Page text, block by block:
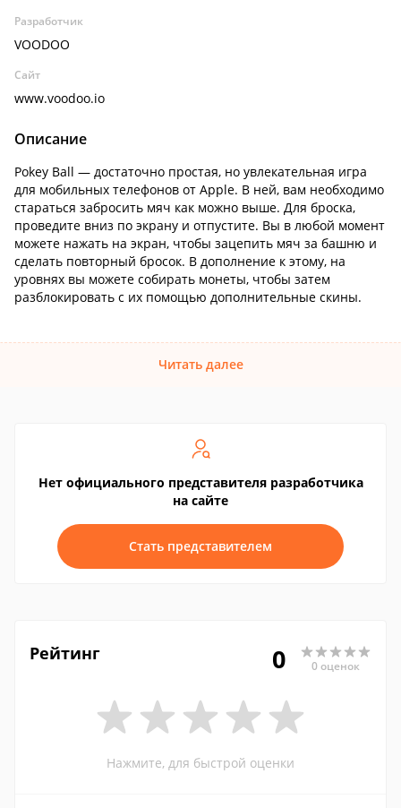
Разработчик
VOODOO
Сайт
www.voodoo.io
Описание
Pokey Ball — достаточно простая, но увлекательная игра
для мобильных телефонов от Apple. В ней, вам необходимо
стараться забросить мяч как можно выше. Для броска,
проведите вниз по экрану и отпустите. Вы в любой момент
можете нажать на экран, чтобы зацепить мяч за башню и
сделать повторный бросок. В дополнение к этому, на
уровнях вы можете собирать монеты, чтобы затем
разблокировать с их помощью дополнительные скины.
Читать далее
Нет официального представителя разработчика
на сайте
Стать представителем
Рейтинг 0 0 оценок
Нажмите, для быстрой оценки